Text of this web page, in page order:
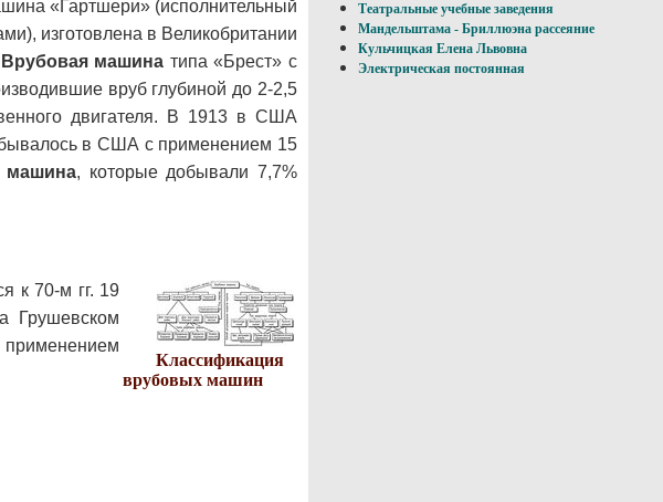
«Гартшери» (исполнительный
изготовлена в Великобритании
Врубовая машина типа «Брест» с
вруб глубиной до 2-2,5
двигателя. В 1913 в США
в США с применением 15
машина, которые добывали 7,7%
Классификация
врубовых машин
к 70-м гг. 19
Грушевском
применением
Театральные учебные заведения
Мандельштама - Бриллюэна рассеяние
Кульчицкая Елена Львовна
Электрическая постоянная